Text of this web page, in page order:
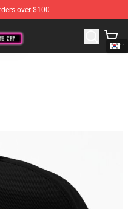
over $100
Store of Anime Cap